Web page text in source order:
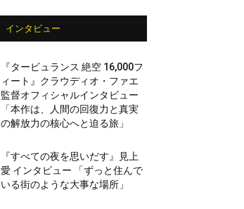
インタビュー
『タービュランス 絶空 16,000フ
ィート』クラウディオ・ファエ
監督オフィシャルインタビュー
「本作は、人間の回復力と真実
の解放力の核心へと迫る旅」
『すべての夜を思いだす』見上
愛 インタビュー 「ずっと住んで
いる街のような大事な場所」